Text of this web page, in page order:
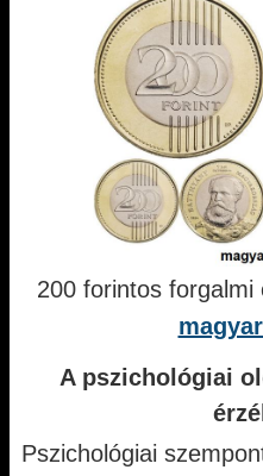
200 forintos forgalmi
A pszichológiai
Pszichológiai